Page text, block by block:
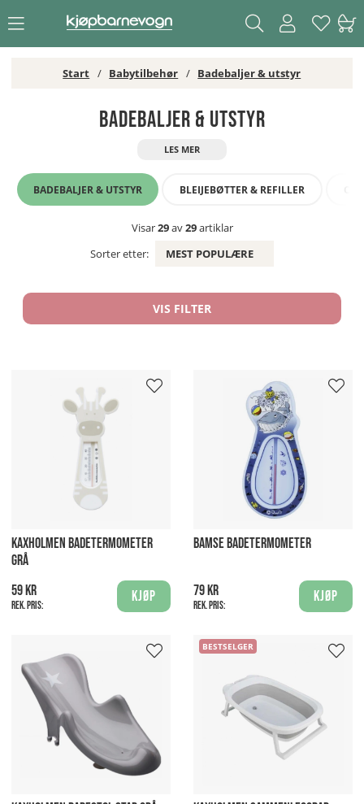
Start Babytilbehør Badebaljer & utstyr
Badebaljer & utstyr
BADEBALJER & UTSTYR BLEIJEBØTTER & REFILLER
Visar29av29artiklar
Sorter etter:
MEST POPULÆRE
VIS FILTER
KAXHOLMEN BADETERMOMETER
GRÅ
59 kr
Rek. pris:
Kjøp
BAMSE BADETERMOMETER
79 kr
Rek. pris:
Kjøp
BESTSELGER